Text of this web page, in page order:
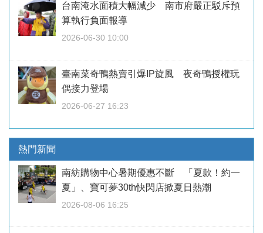
台南淹水面積大幅減少 南市府嚴正駁斥預
算執行負面報導
2026-06-30 10:00
臺南菜奇鴨熱賣引爆IP旋風 夜奇鴨授權玩
偶接力登場
2026-06-27 16:23
熱門新聞
南紡購物中心暑期優惠不斷 「夏款！約一
夏」、寶可夢30th快閃店掀夏日熱潮
2026-08-06 16:25